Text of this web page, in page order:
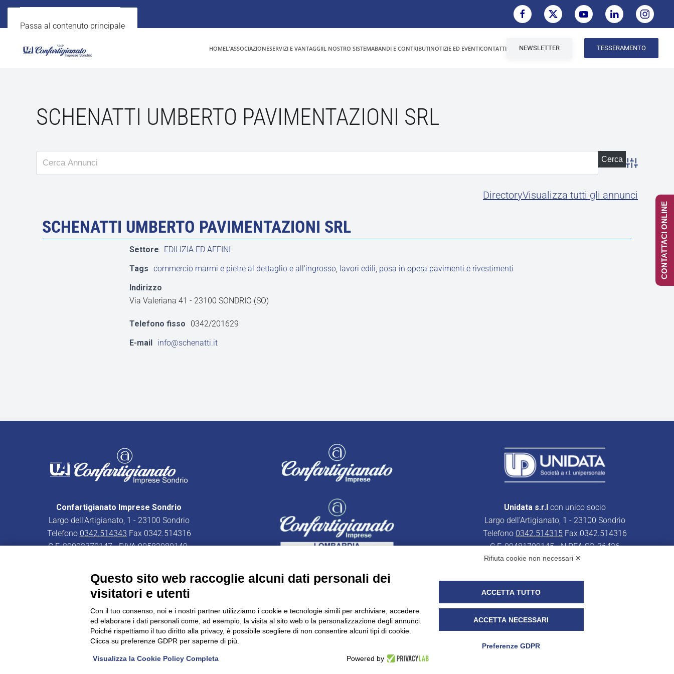
Passa al contenuto principale
HOMEL'ASSOCIAZIONESERVIZI E VANTAGGIIL NOSTRO SISTEMABANDI E CONTRIBUTINOTIZIE ED EVENTICONTATTI NEWSLETTER TESSERAMENTO
SCHENATTI UMBERTO PAVIMENTAZIONI SRL
Advanced
DirectoryVisualizza tutti gli annunci
SCHENATTI UMBERTO PAVIMENTAZIONI SRL
Settore
EDILIZIA ED AFFINI
Tags commercio marmi e pietre al dettaglio e all'ingrosso, lavori edili, posa in opera pavimenti e rivestimenti
Indirizzo
Via Valeriana 41 - 23100 SONDRIO (SO)
Telefono fisso
0342/201629
E-mail info@schenatti.it
Confartigianato Imprese Sondrio
Largo dell’Artigianato, 1 - 23100 Sondrio
Telefono 0342.514343 Fax 0342.514316
C.F. 80003370147 - P.IVA 00582080149
Unidata s.r.l con unico socio
Largo dell’Artigianato, 1 - 23100 Sondrio
Telefono 0342.514315 Fax 0342.514316
C.F. 00481790145 - N.REA SO-36426
PEC:unidata.sondrio@legalmail.it
CONFARTIGIANATO - Informative privacy Cookie Policy Dichiarazione di accessibilità UNIDATA - Informativa privacy (per i clienti)
CONTATTACI ONLINE
Rifiuta cookie non necessari ✕
Questo sito web raccoglie alcuni dati personali dei
visitatori e utenti
Con il tuo consenso, noi e i nostri partner utilizziamo i cookie e tecnologie simili per archiviare, accedere
ed elaborare i dati personali come, ad esempio, la visita al sito web o la personalizzazione degli annunci.
Poiché rispettiamo il tuo diritto alla privacy, è possibile scegliere di non consentire alcuni tipi di cookie.
Clicca su preferenze GDPR per saperne di più.
Visualizza la Cookie Policy Completa Powered by
ACCETTA TUTTO
ACCETTA NECESSARI
Preferenze GDPR